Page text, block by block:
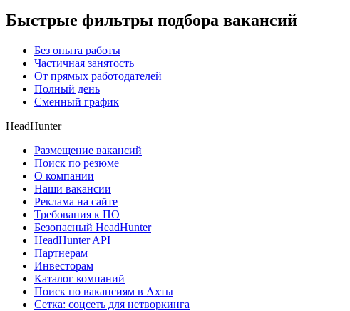
Быстрые фильтры подбора вакансий
Без опыта работы
Частичная занятость
От прямых работодателей
Полный день
Сменный график
HeadHunter
Размещение вакансий
Поиск по резюме
О компании
Наши вакансии
Реклама на сайте
Требования к ПО
Безопасный HeadHunter
HeadHunter API
Партнерам
Инвесторам
Каталог компаний
Поиск по вакансиям в Ахты
Сетка: соцсеть для нетворкинга